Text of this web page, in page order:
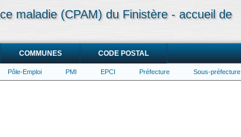
maladie (CPAM) du Finistère - accueil de
COMMUNES CODE POSTAL
Pôle-Emploi PMI EPCI Préfecture Sous-préfecture